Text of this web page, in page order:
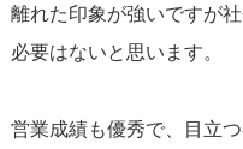
離れた印象が強いですが
必要はないと思います。
営業成績も優秀で、目立